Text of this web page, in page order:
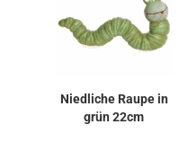
Niedliche Raupe in
grün 22cm